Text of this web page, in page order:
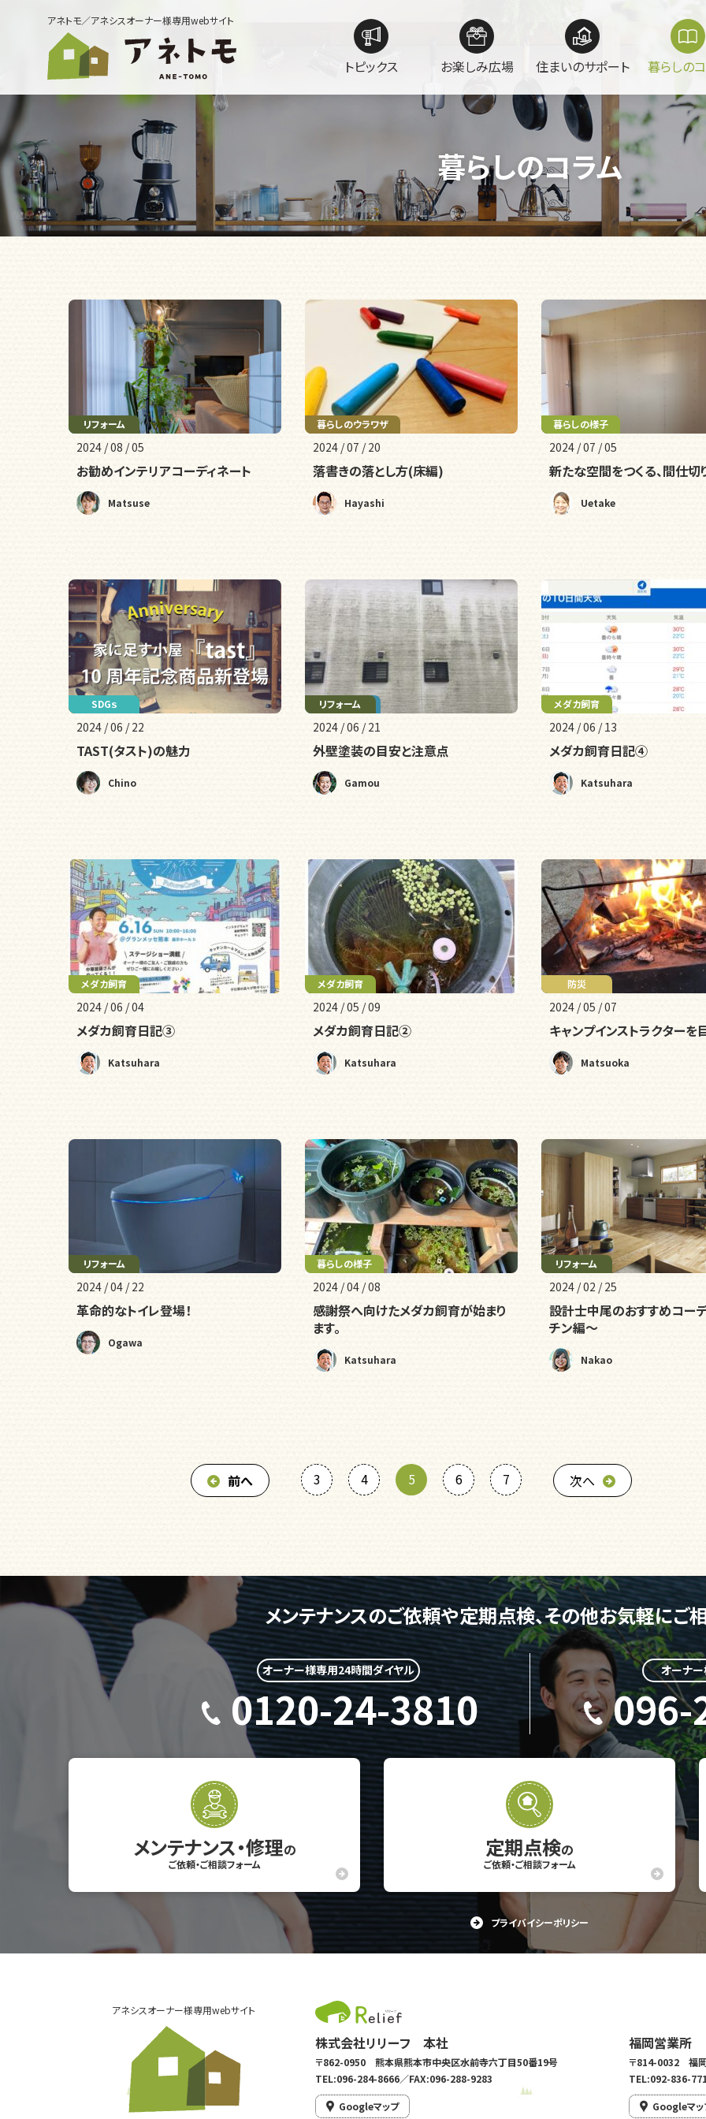
アネトモ／アネシスオーナー様専用webサイト
トピックス お楽しみ広場 住まいのサポート 暮らしの
暮らしのコラム
収納
リフォーム
2024 / 08 / 05
お勧めインテリアコーディネート
Matsuse
暮らしのウラワザ
2024 / 07 / 20
落書きの落とし方(床編)
Hayashi
リフォーム
暮らしの様子
2024 / 07 / 05
新たな空間をつくる、間仕切
Uetake
防災
リフォーム
SDGｓ
2024 / 06 / 22
TAST(タスト)の魅力
Chino
メンテナンス
リフォーム
2024 / 06 / 21
外壁塗装の目安と注意点
Gamou
メダカ飼育
2024 / 06 / 13
メダカ飼育日記④
Katsuhara
メダカ飼育
2024 / 06 / 04
メダカ飼育日記③
Katsuhara
メダカ飼育
2024 / 05 / 09
メダカ飼育日記②
Katsuhara
防災
2024 / 05 / 07
キャンプインストラクターを
Matsuoka
リフォーム
2024 / 04 / 22
革命的なトイレ登場！
Ogawa
暮らしの様子
2024 / 04 / 08
感謝祭へ向けたメダカ飼育が始まり
ます。
Katsuhara
リフォーム
2024 / 02 / 25
設計士中尾のおすすめコー
チン編～
Nakao
3 4 5 6 7
前へ 次へ
メンテナンスのご依頼や定期点検、その他お気軽にご
オーナー様専用24時間ダイヤル
0120-24-3810
オーナ
096-
メンテナンス・修理の
ご依頼・ご相談フォーム
定期点検の
ご依頼・ご相談フォーム
プライバイシーポリシー
アネシスオーナー様専用webサイト
株式会社リリーフ 本社
〒862-0950 熊本県熊本市中央区水前寺六丁目50番19号
TEL:096-284-8666／FAX:096-288-9283
Googleマップ
福岡営業所
〒814-0032 福
TEL:092-836-
Googleマッ